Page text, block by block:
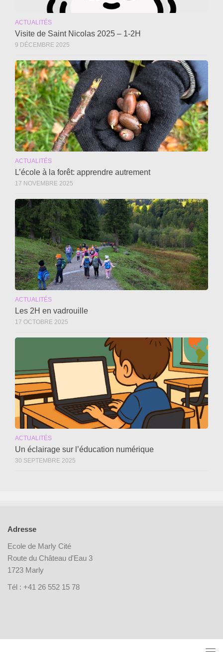
ACTUALITÉS
Visite de Saint Nicolas 2025 – 1-2H
9 DÉCEMBRE 2025
ACTUALITÉS
L’école à la forêt: apprendre autrement
17 NOVEMBRE 2025
ACTUALITÉS
Les 2H en vadrouille
17 OCTOBRE 2025
ACTUALITÉS
Un éclairage sur l’éducation numérique
30 SEPTEMBRE 2025
Adresse
Ecole de Marly Cité
Route du Château d'Eau 3
1723 Marly
Tél : +41 26 552 15 78